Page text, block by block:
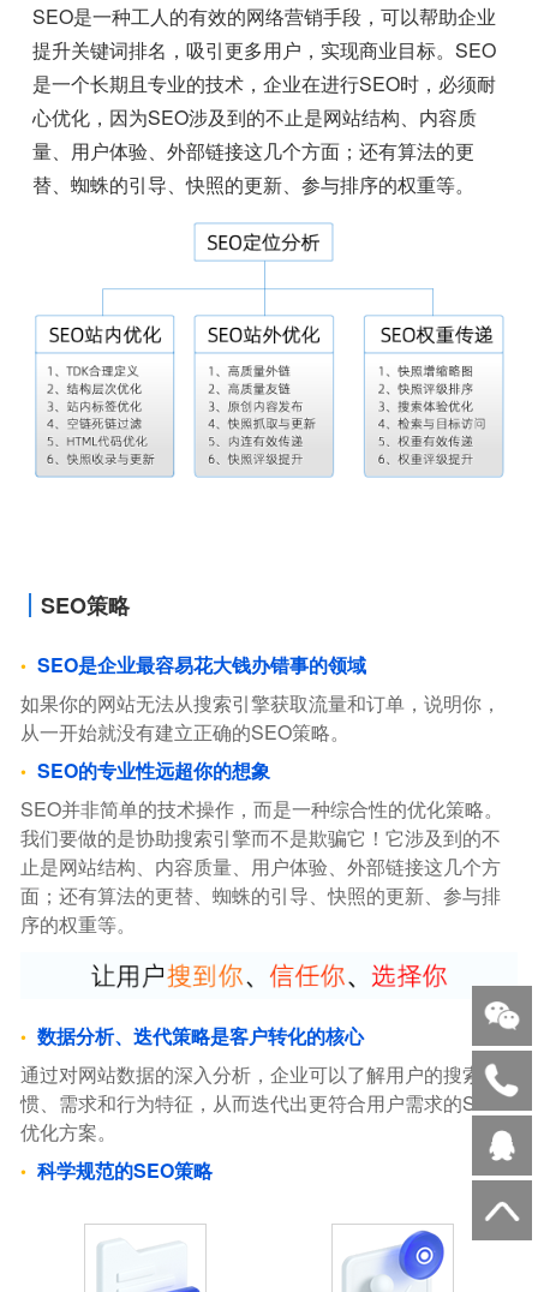
SEO是一种工人的有效的网络营销手段，可以帮助企业
提升关键词排名，吸引更多用户，实现商业目标。SEO
是一个长期且专业的技术，企业在进行SEO时，必须耐
心优化，因为SEO涉及到的不止是网站结构、内容质
量、用户体验、外部链接这几个方面；还有算法的更
替、蜘蛛的引导、快照的更新、参与排序的权重等。
SEO策略
SEO是企业最容易花大钱办错事的领域
如果你的网站无法从搜索引擎获取流量和订单，说明你，
从一开始就没有建立正确的SEO策略。
SEO的专业性远超你的想象
SEO并非简单的技术操作，而是一种综合性的优化策略。
我们要做的是协助搜索引擎而不是欺骗它！它涉及到的不
止是网站结构、内容质量、用户体验、外部链接这几个方
面；还有算法的更替、蜘蛛的引导、快照的更新、参与排
序的权重等。
数据分析、迭代策略是客户转化的核心
通过对网站数据的深入分析，企业可以了解用户的搜索习
惯、需求和行为特征，从而迭代出更符合用户需求的SEO
优化方案。
科学规范的SEO策略